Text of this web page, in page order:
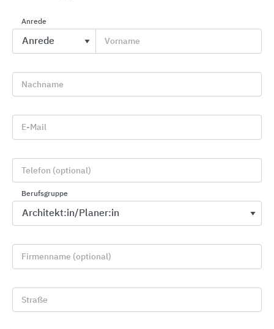
kostenlos und unverbindlich.
Katalog anfordern
Katalog anfordern
Treppenfachmann vor Ort
Treppenfachmann vor Ort
Anrede
Vorname
Nachname
E-Mail
Telefon (optional)
Berufsgruppe
Firmenname (optional)
Straße